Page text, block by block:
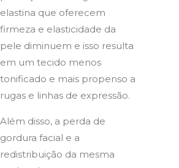
elastina que oferecem
firmeza e elasticidade da
pele diminuem e isso resulta
em um tecido menos
tonificado e mais propenso a
rugas e linhas de expressão.
Além disso, a perda de
gordura facial e a
redistribuição da mesma